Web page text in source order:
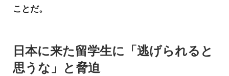
ことだ。
日本に来た留学生に「逃げられると
思うな」と脅迫